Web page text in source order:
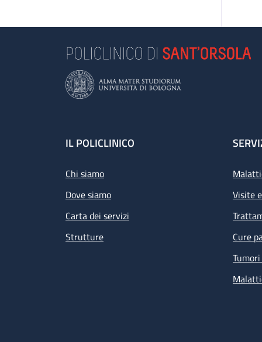
Footer
IL POLICLINICO
Chi siamo
Dove siamo
Carta dei servizi
Strutture
Visite
Cure